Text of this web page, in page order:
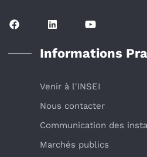
Informations
Venir à l'INSEI
Nous contacter
Communication des
Marchés publics